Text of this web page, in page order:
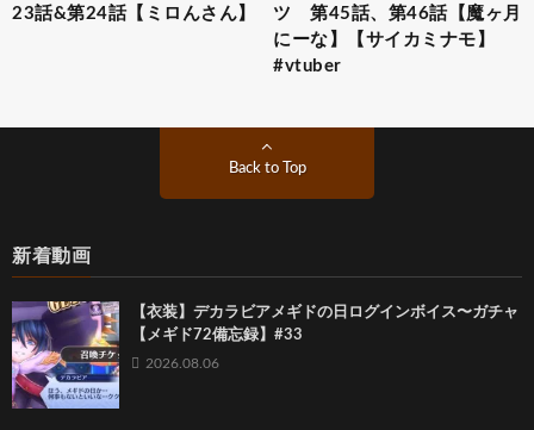
23話&第24話【ミロんさん】
ツ 第45話、第46話【魔ヶ月
にーな】【サイカミナモ】
#vtuber
Back to Top
新着動画
【衣装】デカラビアメギドの日ログインボイス〜ガチャ
【メギド72備忘録】#33
2026.08.06